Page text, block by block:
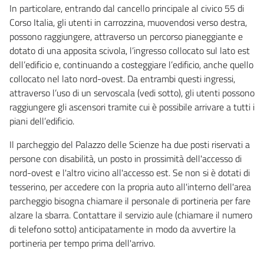
In particolare, entrando dal cancello principale al civico 55 di
Corso Italia, gli utenti in carrozzina, muovendosi verso destra,
possono raggiungere, attraverso un percorso pianeggiante e
dotato di una apposita scivola, l’ingresso collocato sul lato est
dell’edificio e, continuando a costeggiare l’edificio, anche quello
collocato nel lato nord-ovest. Da entrambi questi ingressi,
attraverso l’uso di un servoscala (vedi sotto), gli utenti possono
raggiungere gli ascensori tramite cui è possibile arrivare a tutti i
piani dell’edificio.
Il parcheggio del Palazzo delle Scienze ha due posti riservati a
persone con disabilità, un posto in prossimità dell'accesso di
nord-ovest e l'altro vicino all'accesso est. Se non si è dotati di
tesserino, per accedere con la propria auto all'interno dell'area
parcheggio bisogna chiamare il personale di portineria per fare
alzare la sbarra. Contattare il servizio aule (chiamare il numero
di telefono sotto) anticipatamente in modo da avvertire la
portineria per tempo prima dell'arrivo.